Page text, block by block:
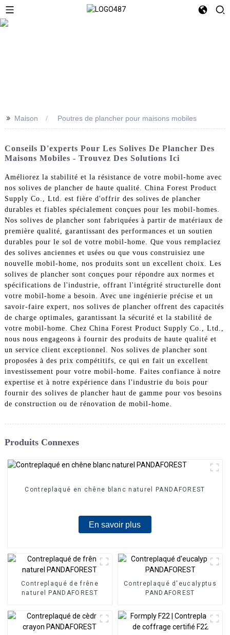
>> Maison Poutres de plancher pour maisons mobiles
Conseils D'experts Pour Les Solives De Plancher Des
Maisons Mobiles - Trouvez Des Solutions Ici
Améliorez la stabilité et la résistance de votre mobil-home avec
nos solives de plancher de haute qualité. China Forest Product
Supply Co., Ltd. est fière d'offrir des solives de plancher
durables et fiables spécialement conçues pour les mobil-homes.
Nos solives de plancher sont fabriquées à partir de matériaux de
première qualité, garantissant des performances et un soutien
durables pour le sol de votre mobil-home. Que vous remplaciez
des solives anciennes et usées ou que vous construisiez une
nouvelle mobil-home, nos produits sont un excellent choix. Les
solives de plancher sont conçues pour répondre aux normes et
spécifications de l'industrie, offrant l'intégrité structurelle dont
votre mobil-home a besoin. Avec une ingénierie précise et un
savoir-faire expert, nos solives de plancher offrent des capacités
de charge optimales, garantissant la sécurité et la stabilité de
votre mobil-home. Chez China Forest Product Supply Co., Ltd.,
nous nous engageons à fournir des produits de haute qualité et
un service client exceptionnel. Nos solives de plancher sont
proposées à des prix compétitifs, ce qui en fait un excellent
investissement pour votre mobil-home. Faites confiance à notre
expertise et à notre expérience dans l'industrie du bois pour
fournir des solives de plancher haut de gamme pour vos besoins
de construction ou de rénovation de mobil-home.
Produits Connexes
Contreplaqué en chêne blanc naturel PANDAFOREST
En savoir plus
Contreplaqué de frêne
naturel PANDAFOREST
Contreplaqué d'eucalyptus
PANDAFOREST